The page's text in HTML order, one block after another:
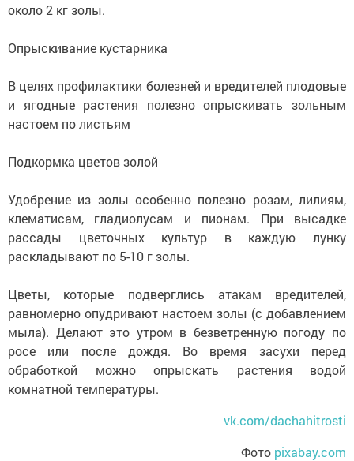
около 2 кг золы.
Опрыскивание кустарника
В целях профилактики болезней и вредителей плодовые
и ягодные растения полезно опрыскивать зольным
настоем по листьям
Подкормка цветов золой
Удобрение из золы особенно полезно розам, лилиям,
клематисам, гладиолусам и пионам. При высадке
рассады цветочных культур в каждую лунку
раскладывают по 5-10 г золы.
Цветы, которые подверглись атакам вредителей,
равномерно опудривают настоем золы (с добавлением
мыла). Делают это утром в безветренную погоду по
росе или после дождя. Во время засухи перед
обработкой можно опрыскать растения водой
комнатной температуры.
vk.com/dachahitrosti
Фото pixabay.com